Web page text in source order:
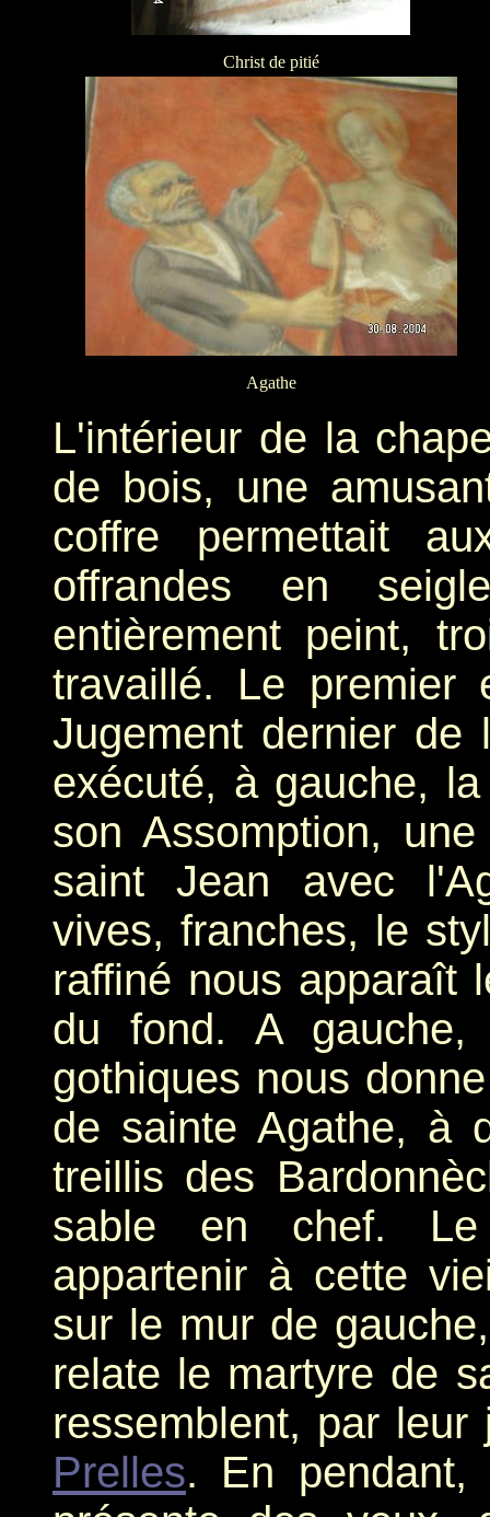
Christ de pitié
Agathe
L'intérieur de la
de bois, une
coffre permettait
offrandes en
entièrement peint,
travaillé. Le premier
Jugement dernier
exécuté, à gauche,
son Assomption,
saint Jean avec
vives, franches, le
raffiné nous apparaît
du fond. A gauche,
gothiques nous
de sainte Agathe, à
treillis des
sable en chef. Le
appartenir à cette
sur le mur de
relate le martyre de
ressemblent, par
Prelles. En pendant,